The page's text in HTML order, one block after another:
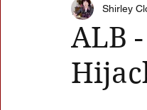
Macedonia
Albanian Nation
ALB
Shirley